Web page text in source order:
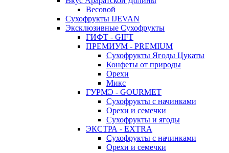
Весовой
Сухофрукты IJEVAN
Эксклюзивные Сухофрукты
ГИФТ - GIFT
ПРЕМИУМ - PREMIUM
Сухофрукты Ягоды Цукаты
Конфеты от природы
Орехи
Микс
ГУРМЭ - GOURMET
Сухофрукты с начинками
Орехи и семечки
Сухофрукты и ягоды
ЭКСТРА - EXTRA
Сухофрукты с начинками
Орехи и семечки